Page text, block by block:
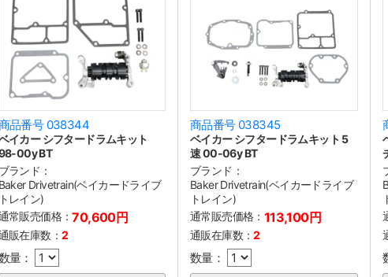
品番号 038344
イカー シフタードラムキット
00y BT
ブランド：
Baker Drivetrain(ベイカードライブ
トレイン)
常販売価格：70,600円
販在庫数： 2
量：
商品番号 038345
ベイカー シフタードラムキット 5
速 00-06y BT
ブランド：
Baker Drivetrain(ベイカードライブ
トレイン)
通常販売価格： 113,100円
通販在庫数：2
数量：